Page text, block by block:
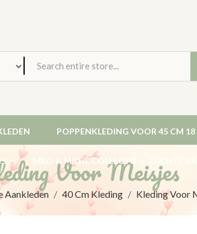
POPPENKLEDING VOOR 45 CM
MILO & MILLIE COLLECTIE — ZACHTE
Voor Meisjes
Aankleden 40 Cm Kleding Kleding Voor